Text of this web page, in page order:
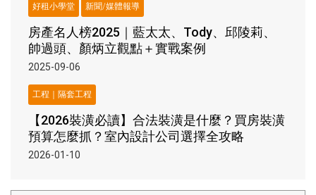
好租小學堂 新聞/媒體報導
房產名人榜2025｜藍太太、Tody、邱陵莉、
帥過頭、顏炳立觀點＋實戰案例
2025-09-06
工程｜隔套工程
【2026裝潢必讀】合法裝潢是什麼？買房裝潢
預算怎麼抓？室內設計公司選擇全攻略
2026-01-10